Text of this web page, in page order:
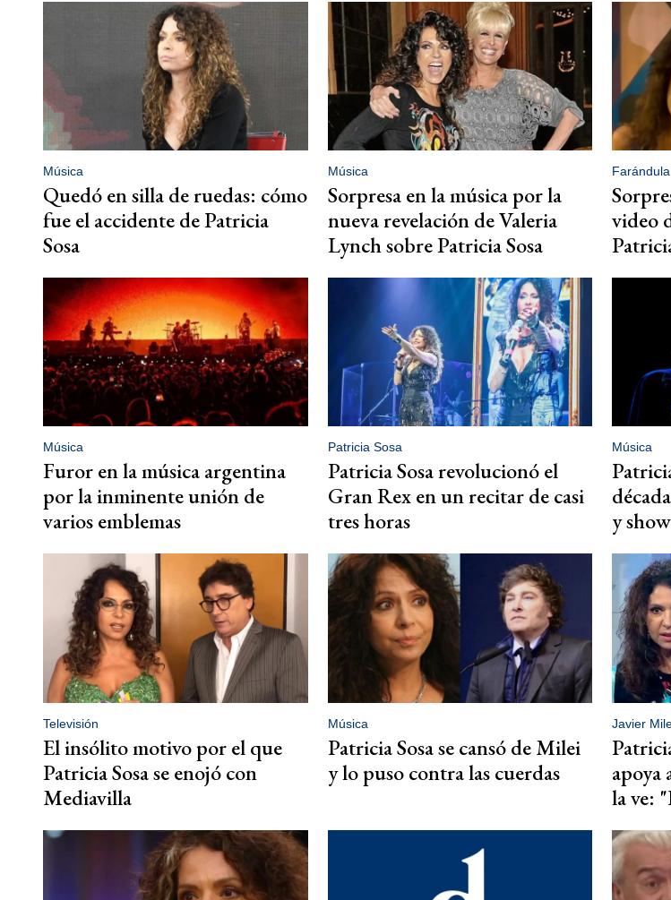
Música
Quedó en silla de ruedas: cómo
fue el accidente de Patricia
Sosa
Música
Sorpresa en la música por la
nueva revelación de Valeria
Lynch sobre Patricia Sosa
Farándula
video
Música
Furor en la música argentina
por la inminente unión de
varios emblemas
Patricia Sosa
Patricia Sosa revolucionó el
Gran Rex en un recitar de casi
tres horas
Música
y
Televisión
El insólito motivo por el que
Patricia Sosa se enojó con
Mediavilla
Música
Patricia Sosa se cansó de Milei
y lo puso contra las cuerdas
Javier
apoya
la ve: